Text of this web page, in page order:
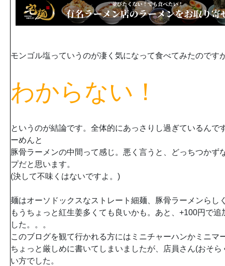
モンゴル塩っていうのが凄く気になって食べてみたのです
わからない！
というのが結論です。全体的にあっさりし過ぎているんで
ーめんと
豚骨ラーメンの中間って感じ。悪く言うと、どっちつかず
プだと思います。
(決して不味くはないですよ。)
麺はオーソドックスなストレート細麺、豚骨ラーメンらし
もうちょっと紅生姜多くても良いかも。あと、+100円で
した。。。
このブログを観て行かれる方にはミニチャーハンかミニマ
ちょっと厳しめに書いてしまいましたが、店員さん(おそ
い方でした。